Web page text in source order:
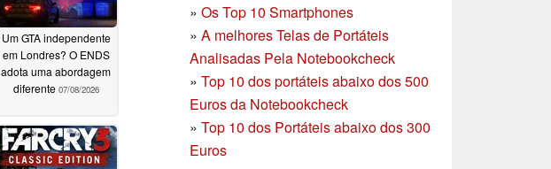
» Os Top 10 Smartphones
» A melhores Telas de Portáteis
Analisadas Pela Notebookcheck
» Top 10 dos portáteis abaixo dos 500
Euros da Notebookcheck
» Top 10 dos Portáteis abaixo dos 300
Euros
Um GTA independente
em Londres? O ENDS
adota uma abordagem
diferente 07/08/2026